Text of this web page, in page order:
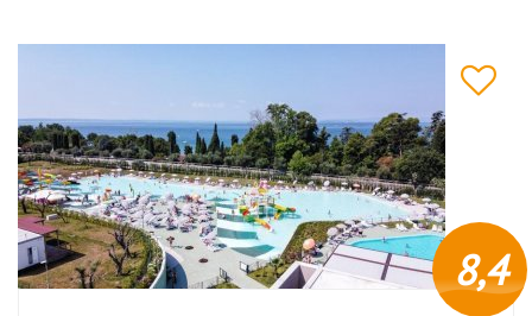
8,4